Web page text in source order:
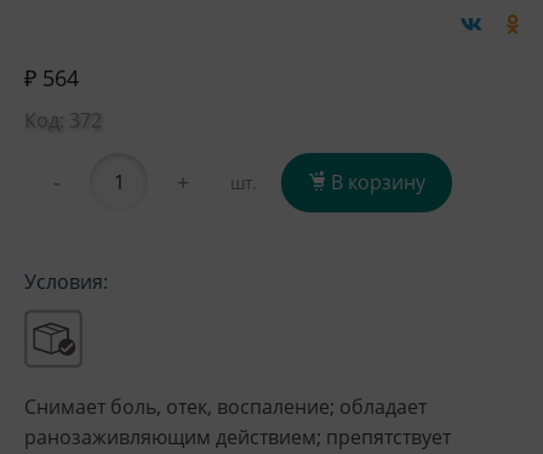
₽ 564
Код: 372
- + шт. В корзину
Условия:
Снимает боль, отек, воспаление; обладает
ранозаживляющим действием; препятствует